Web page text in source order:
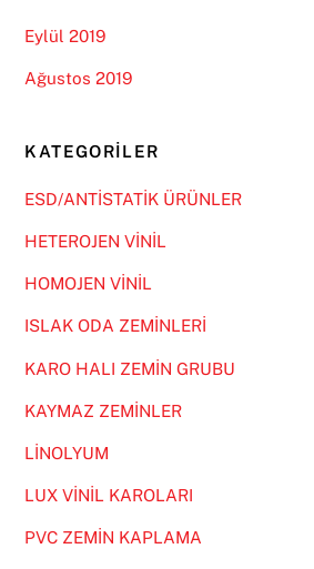
Eylül 2019
Ağustos 2019
KATEGORILER
ESD/ANTİSTATİK ÜRÜNLER
HETEROJEN VİNİL
HOMOJEN VİNİL
ISLAK ODA ZEMİNLERİ
KARO HALI ZEMİN GRUBU
KAYMAZ ZEMİNLER
LİNOLYUM
LUX VİNİL KAROLARI
PVC ZEMİN KAPLAMA